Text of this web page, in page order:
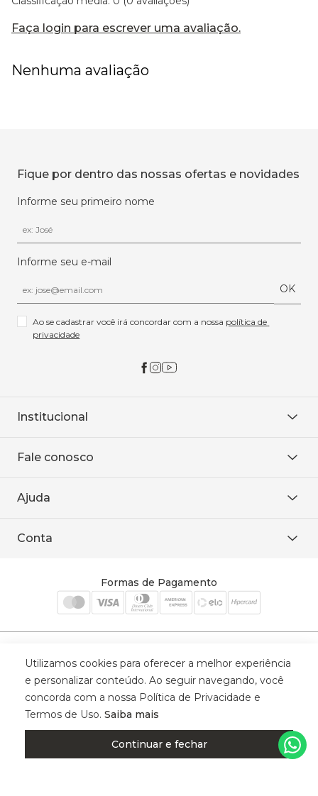
Faça login para escrever uma avaliação.
Nenhuma avaliação
Fique por dentro das nossas ofertas e novidades
Informe seu primeiro nome
Informe seu e-mail
OK
Ao se cadastrar você irá concordar com a nossa política de
privacidade
Institucional
Onde encontrar
Baixe o APP
Fale conosco
WhatsApp
Ajuda
Política de entrega
Conta
Cadastre-se
Formas de Pagamento
| CNPJ: 59.907.634/0001-75 | Rua Santa Augusta, 409 - Vila
Utilizamos cookies para oferecer a melhor experiência
e personalizar conteúdo. Ao seguir navegando, você
concorda com a nossa Política de Privacidade e
Termos de Uso. Saiba mais
Continuar e fechar